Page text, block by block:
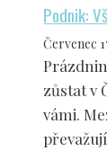
Podnik:
Červenec
zůstat v
vámi.